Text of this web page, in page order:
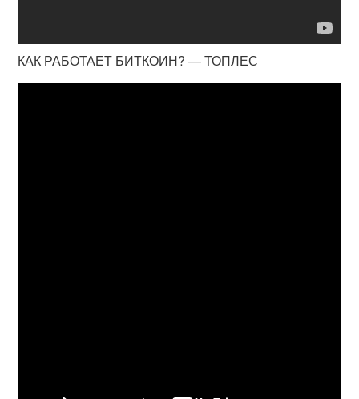
КАК РАБОТАЕТ БИТКОИН? — ТОПЛЕС